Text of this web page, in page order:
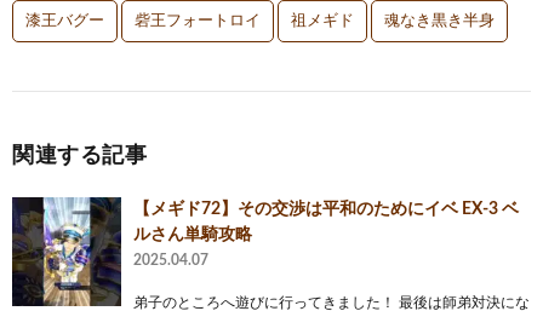
漆王バグー 砦王フォートロイ 祖メギド 魂なき黒き半身
関連する記事
【メギド72】その交渉は平和のためにイベ EX-3 ベ
ルさん単騎攻略
2025.04.07
弟子のところへ遊びに行ってきました！ 最後は師弟対決にな